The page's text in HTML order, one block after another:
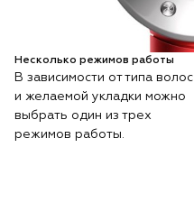
Несколько режимов работы
В зависимости от типа волос
и желаемой укладки можно
выбрать один из трех
режимов работы.